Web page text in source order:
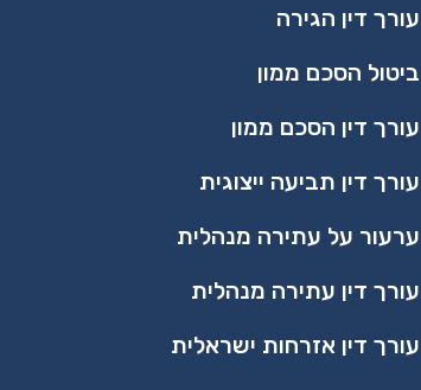
עורך דין הגירה
ביטול הסכם ממון
עורך דין הסכם ממון
עורך דין תביעה ייצוגית
ערעור על עתירה מנהלית
עורך דין עתירה מנהלית
עורך דין אזרחות ישראלית